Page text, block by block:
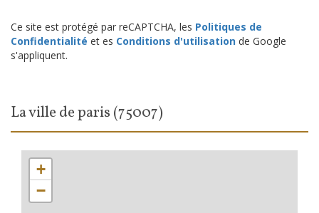
Ce site est protégé par reCAPTCHA, les Politiques de
Confidentialité et es Conditions d'utilisation de Google
s'appliquent.
la ville de paris (75007)
+
−